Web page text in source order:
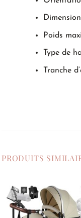
Poids
Type de
Tranche
PRODUITS